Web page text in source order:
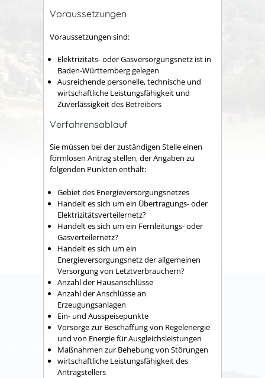
Voraussetzungen
Voraussetzungen sind:
Elektrizitäts- oder Gasversorgungsnetz ist in
Baden-Württemberg gelegen
Ausreichende personelle, technische und
wirtschaftliche Leistungsfähigkeit und
Zuverlässigkeit des Betreibers
Verfahrensablauf
Sie müssen bei der zuständigen Stelle einen
formlosen Antrag stellen, der Angaben zu
folgenden Punkten enthält:
Gebiet des Energieversorgungsnetzes
Handelt es sich um ein Übertragungs- oder
Elektrizitätsverteilernetz?
Handelt es sich um ein Fernleitungs- oder
Gasverteilernetz?
Handelt es sich um ein
Energieversorgungsnetz der allgemeinen
Versorgung von Letztverbrauchern?
Anzahl der Hausanschlüsse
Anzahl der Anschlüsse an
Erzeugungsanlagen
Ein- und Ausspeisepunkte
Vorsorge zur Beschaffung von Regelenergie
und von Energie für Ausgleichsleistungen
Maßnahmen zur Behebung von Störungen
wirtschaftliche Leistungsfähigkeit des
Antragstellers